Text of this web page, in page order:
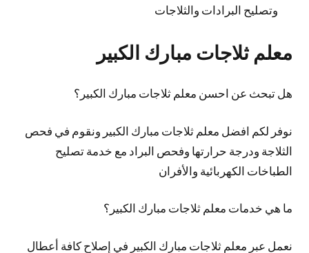
وتصليح البرادات والثلاجات
معلم ثلاجات مبارك الكبير
هل تبحث عن احسن معلم ثلاجات مبارك الكبير؟
نوفر لكم افضل معلم ثلاجات مبارك الكبير ونقوم في فحص
الثلاجة ودرجة حرارتها وفحص البراد مع خدمة تصليح
الطباخات الكهربائية والأفران
ما هي خدمات معلم ثلاجات مبارك الكبير؟
نعمل عبر معلم ثلاجات مبارك الكبير في إصلاح كافة أعطال